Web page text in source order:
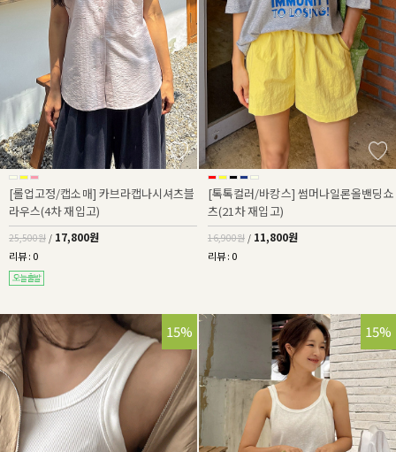
[롤업고정/캡소매] 카브라캡나시셔츠블
라우스(4차 재입고)
25,500원 / 17,800원
리뷰 : 0
[톡톡컬러/바캉스] 썸머나일론올밴딩쇼
츠(21차 재입고)
16,900원 / 11,800원
리뷰 : 0
15% 15%